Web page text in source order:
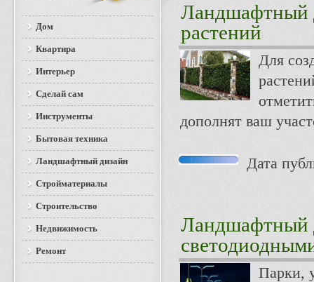
Ландшафтный
растений
Для
дополнят ваш
Дата
Ландшафтный
Парки,
Дом
Квартира
Интерьер
Сделай сам
Инструменты
Бытовая техника
Ландшафтный дизайн
Стройматериалы
Строительство
Недвижимость
Ремонт